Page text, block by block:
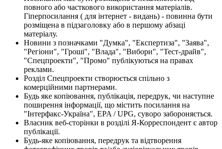
повного або часткового використання матеріалів.
Гіперпосилання ( для інтернет - видань) - повинна бути
розміщена в підзаголовку або в першому абзаці
матеріалу.
Новини з позначками "Думка", "Експертиза", "Заява",
"Регіони", "Гроші", "Влада", "Вибори", "Тест-драйв",
"Спецпроекти", "Промо" публікуються на правах
реклами.
Розділ Спецпроекти створюється спільно з
комерційними партнерами.
Будь яке копіювання, публікація, передрук, чи наступне
поширення інформації, що містить посилання на
"Інтерфакс-Україна", EPA / UPG, суворо забороняється.
Власник веб-сторінки в розділі Я-Корреспондент є автор
публікації.
Будь-яке копіювання, передрук та відтворення